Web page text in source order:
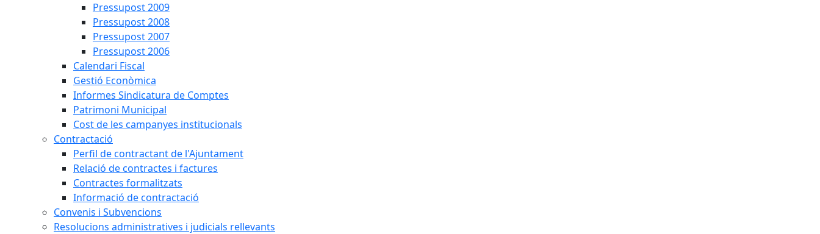
Pressupost 2009
Pressupost 2008
Pressupost 2007
Pressupost 2006
Calendari Fiscal
Gestió Econòmica
Informes Sindicatura de Comptes
Patrimoni Municipal
Cost de les campanyes institucionals
Contractació
Perfil de contractant de l'Ajuntament
Relació de contractes i factures
Contractes formalitzats
Informació de contractació
Convenis i Subvencions
Resolucions administratives i judicials rellevants